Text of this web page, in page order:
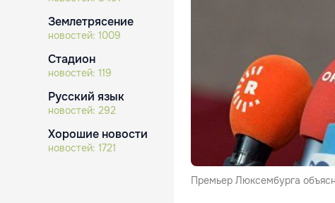
Землетрясение
новостей: 1009
Стадион
новостей: 119
Русский язык
новостей: 292
Хорошие новости
новостей: 1721
Премьер Люксембурга